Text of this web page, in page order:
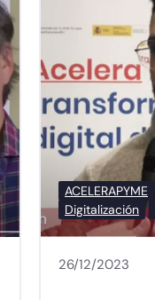
ACELERAPYME
Digitalización
26/12/2023